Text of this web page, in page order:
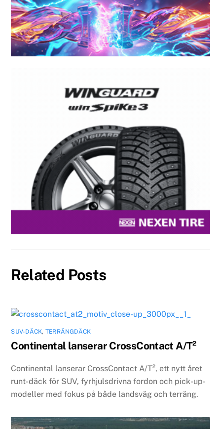
Related Posts
SUV-DÄCK, TERRÄNGDÄCK
Continental lanserar CrossContact A/T²
Continental lanserar CrossContact A/T², ett nytt året
runt-däck för SUV, fyrhjulsdrivna fordon och pick-up-
modeller med fokus på både landsväg och terräng.